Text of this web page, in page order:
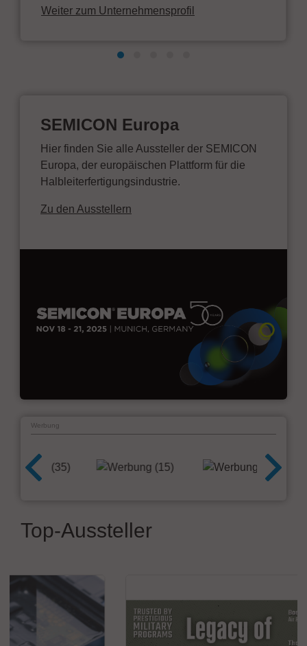
Weiter zum Unternehmensprofil
SEMICON Europa
Hier finden Sie alle Aussteller der SEMICON
Europa, der europäischen Plattform für die
Halbleiterfertigungsindustrie.
Zu den Ausstellern
Werbung
Top-Aussteller